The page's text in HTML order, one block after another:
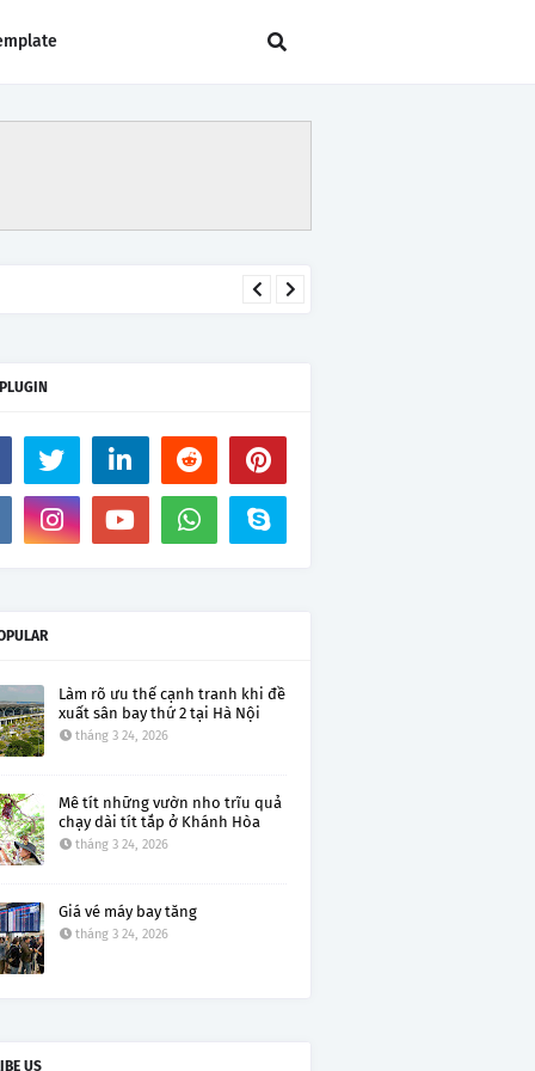
Làm rõ ưu thế cạnh tranh khi đề
xuất sân bay thứ 2 tại Hà Nội
tháng 3 24, 2026
Mê tít những vườn nho trĩu quả
chạy dài tít tắp ở Khánh Hòa
tháng 3 24, 2026
Giá vé máy bay tăng
tháng 3 24, 2026
US